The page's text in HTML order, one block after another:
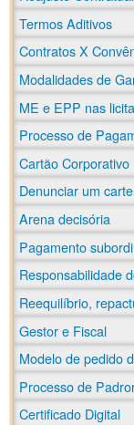
Termos Aditivos
Contratos X
Modalidades de
ME e EPP nas
Processo de
Cartão Corporativo
Denunciar um
Arena decisória
Pagamento
Responsabilidade
Reequilíbrio,
Gestor e Fiscal
Modelo de pedido
Processo de
Certificado Digital